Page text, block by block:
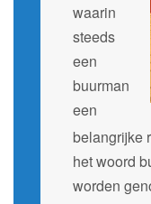
waarin
steeds
een
buurman
een
belangrijke
het woord
worden